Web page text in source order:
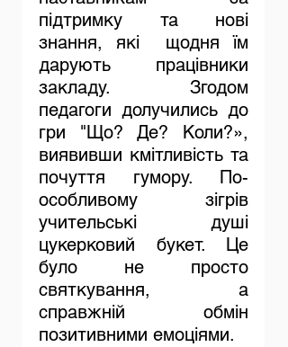
підтримку та нові
знання, які  щодня їм
дарують працівники
закладу. Згодом
педагоги долучились до
гри "Що? Де? Коли?»,
виявивши кмітливість та
почуття гумору. По-
особливому зігрів
учительські душі
цукерковий букет. Це
було не просто
святкування, а
справжній обмін
позитивними емоціями.